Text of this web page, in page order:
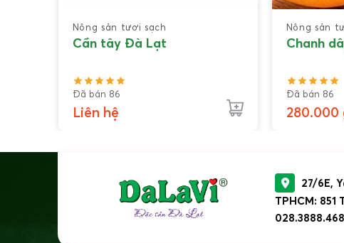
Nông sản tươi sạch
Cần tây Đà Lạt
Đã bán 86
Liên hệ
Nông sản
Chanh
Đã bán 86
280.000
27/6E,
TPHCM: 851